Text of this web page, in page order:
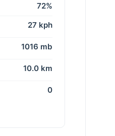
72%
27 kph
1016 mb
10.0 km
0